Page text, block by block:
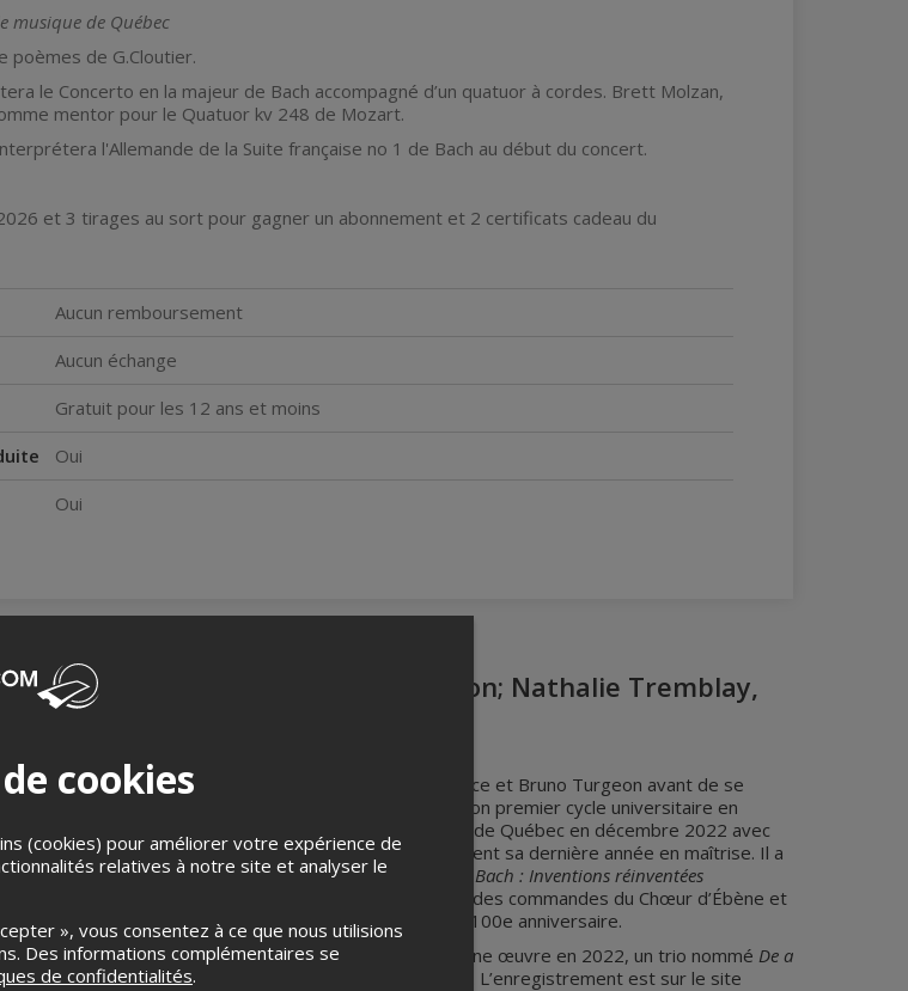
musique de Québec
poèmes de G.Cloutier.
le Concerto en la majeur de Bach accompagné d’un quatuor à cordes. Brett Molzan,
mentor pour le Quatuor kv 248 de Mozart.
l'Allemande de la Suite française no 1 de Bach au début du concert.
et 3 tirages au sort pour gagner un abonnement et 2 certificats cadeau du
Aucun remboursement
Aucun échange
Gratuit pour les 12 ans et moins
Oui
Oui
Charles Gagnon, composition; Nathalie Tremblay,
Il a étudié le saxophone avec Julie Bellavance et Bruno Turgeon avant de se
consacrer à la composition. Il a complété son premier cycle universitaire en
composition au Conservatoire de Musique de Québec en décembre 2022 avec
Yannick Plamondon où il poursuit actuellement sa dernière année en maîtrise. Il a
obtenu le 1er prix du jury lors du concours
Bach : Inventions réinventées
organisées par les Violons du Roi. Il a reçu des commandes du Chœur d’Ébène et
la Musique du NCSM dans le cadre de leur 100e anniversaire.
Les Concerts Couperin lui ont commandé une œuvre en 2022, un trio nommé De a
profundis ad te
pour basson, flûte et piano. L’enregistrement est sur le site
cookies
(cookies) pour améliorer votre expérience de
relatives à notre site et analyser le
», vous consentez à ce que nous utilisions
Des informations complémentaires se
de confidentialités.